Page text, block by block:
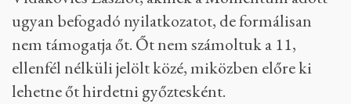
ugyan befogadó nyilatkozatot, de formálisan
nem támogatja őt. Őt nem számoltuk a 11,
ellenfél nélküli jelölt közé, miközben előre ki
lehetne őt hirdetni győztesként.